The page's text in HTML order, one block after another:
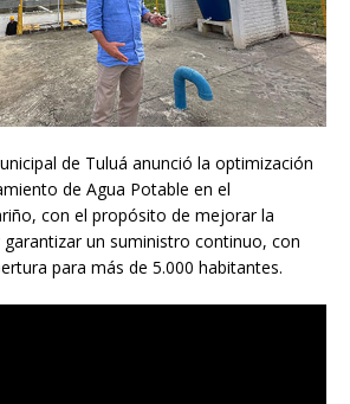
de Tuluá anunció la optimización
de Agua Potable en el
con el propósito de mejorar la
garantizar un suministro continuo, con
para más de 5.000 habitantes.